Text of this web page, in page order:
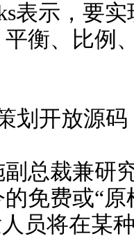
表示，要
衡、比例
划开放源码
总裁兼研
免费或“
员将在某